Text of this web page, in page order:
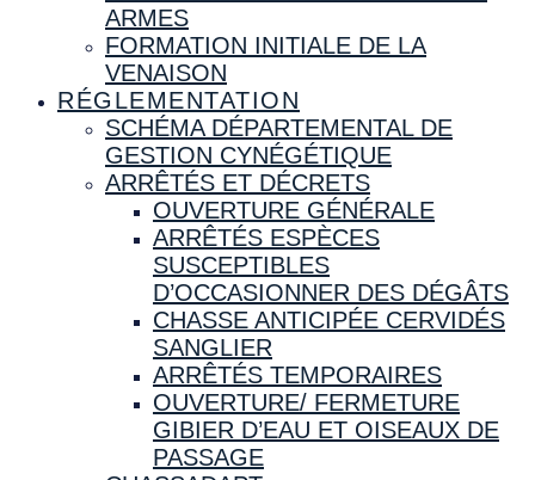
ARMES
FORMATION INITIALE DE LA
VENAISON
RÉGLEMENTATION
SCHÉMA DÉPARTEMENTAL DE
GESTION CYNÉGÉTIQUE
ARRÊTÉS ET DÉCRETS
OUVERTURE GÉNÉRALE
ARRÊTÉS ESPÈCES
SUSCEPTIBLES
D’OCCASIONNER DES DÉGÂTS
CHASSE ANTICIPÉE CERVIDÉS
SANGLIER
ARRÊTÉS TEMPORAIRES
OUVERTURE/ FERMETURE
GIBIER D’EAU ET OISEAUX DE
PASSAGE